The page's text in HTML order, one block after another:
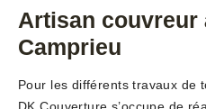
Artisan couvreur
Camprieu
Pour les différents travaux de